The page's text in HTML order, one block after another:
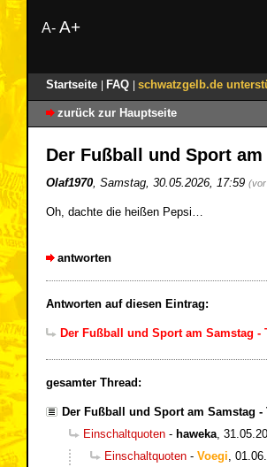
A- A+
Startseite FAQ schwatzgelb.de
zurück zur Hauptseite
Der Fußball und Sport am
Olaf1970 Samstag, 30.05.2026, 17:59 (vor
Oh, dachte die heißen Pepsi…
antworten
Antworten auf diesen Eintrag:
Der Fußball und Sport am Samstag -
gesamter Thread:
Der Fußball und Sport am Samstag -
Einschaltquoten - haweka
Einschaltquoten - Voegi